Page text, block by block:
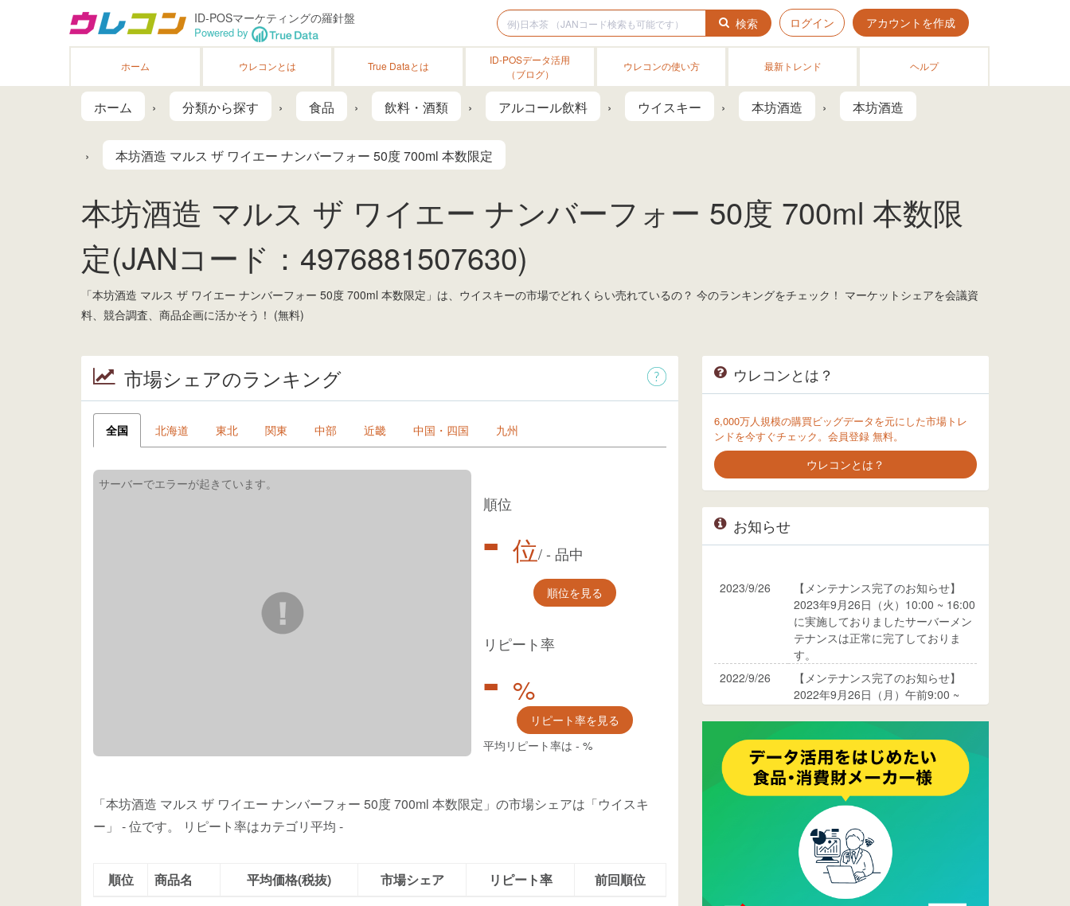
ID-POSマーケティングの羅針盤
Powered by
検索 ログイン アカウントを作成
ホーム ウレコンとは True Dataとは
ID-POSデータ活用
（ブログ）
ウレコンの使い方 最新トレンド ヘルプ
ホーム 分類から探す 食品 飲料・酒類 アルコール飲料 ウイスキー 本坊酒造 本坊酒造
本坊酒造 マルス ザ ワイエー ナンバーフォー 50度 700ml 本数限定
本坊酒造 マルス ザ ワイエー ナンバーフォー 50度 700ml 本数限
定(JANコード：4976881507630)
「本坊酒造 マルス ザ ワイエー ナンバーフォー 50度 700ml 本数限定」は、ウイスキーの市場でどれくらい売れているの？ 今のランキングをチェック！ マーケットシェアを会議資
料、競合調査、商品企画に活かそう！ (無料)
市場シェアのランキング
全国 北海道 東北 関東 中部 近畿 中国・四国 九州
順位
- 位/- 品中
順位を見る
リピート率
- %
リピート率を見る
平均リピート率は - %
「本坊酒造 マルス ザ ワイエー ナンバーフォー 50度 700ml 本数限定」の市場シェアは「ウイスキ
ー」 -位です。 リピート率はカテゴリ平均 -
順位 商品名 平均価格(税抜) 市場シェア リピート率 前回順位
ウレコンとは？
6,000万人規模の購買ビッグデータを元にした市場トレ
ンドを今すぐチェック。会員登録 無料。
ウレコンとは？
お知らせ
2023/9/26
【メンテナンス完了のお知らせ】
2023年9月26日（火）10:00 ~ 16:00
に実施しておりましたサーバーメン
テナンスは正常に完了しておりま
す。
2022/9/26
【メンテナンス完了のお知らせ】
2022年9月26日（月）午前9:00 ~
ります。
2017/05/17
ウレコンでブログ掲載が始まりまし
た。ぜひご覧ください。
ウレコンのサイト機能を大幅バージ
ョンアップ。詳細はこちら。⇒
ページへ
ウレコンが機能拡充し、サイトリニ
ューアルしました。⇒
Facebook